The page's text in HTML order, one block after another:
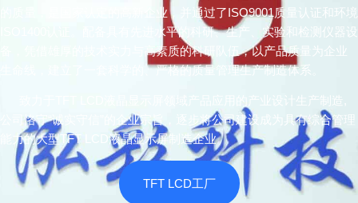
的质量，是国家认定的高新企业，并通过了ISO9001质量认证和环境
ISO1400认证。配备具有先进水平的科研、生产、实验和检测仪器设
备，凭借雄厚的技术实力与高素质的科研队伍，以产品质量为企业
生命线，建立了一套科学的、严格的质量管理生产制造体系。
致力于TFT LCD液晶显示屏领域产品应用的产业设计生产制造,
公司恪守“诚实守信”的企业宗旨，逐步将公司建设成为具有综合管理
能力的大型TFT LCD液晶显示屏制造企业。
TFT LCD工厂